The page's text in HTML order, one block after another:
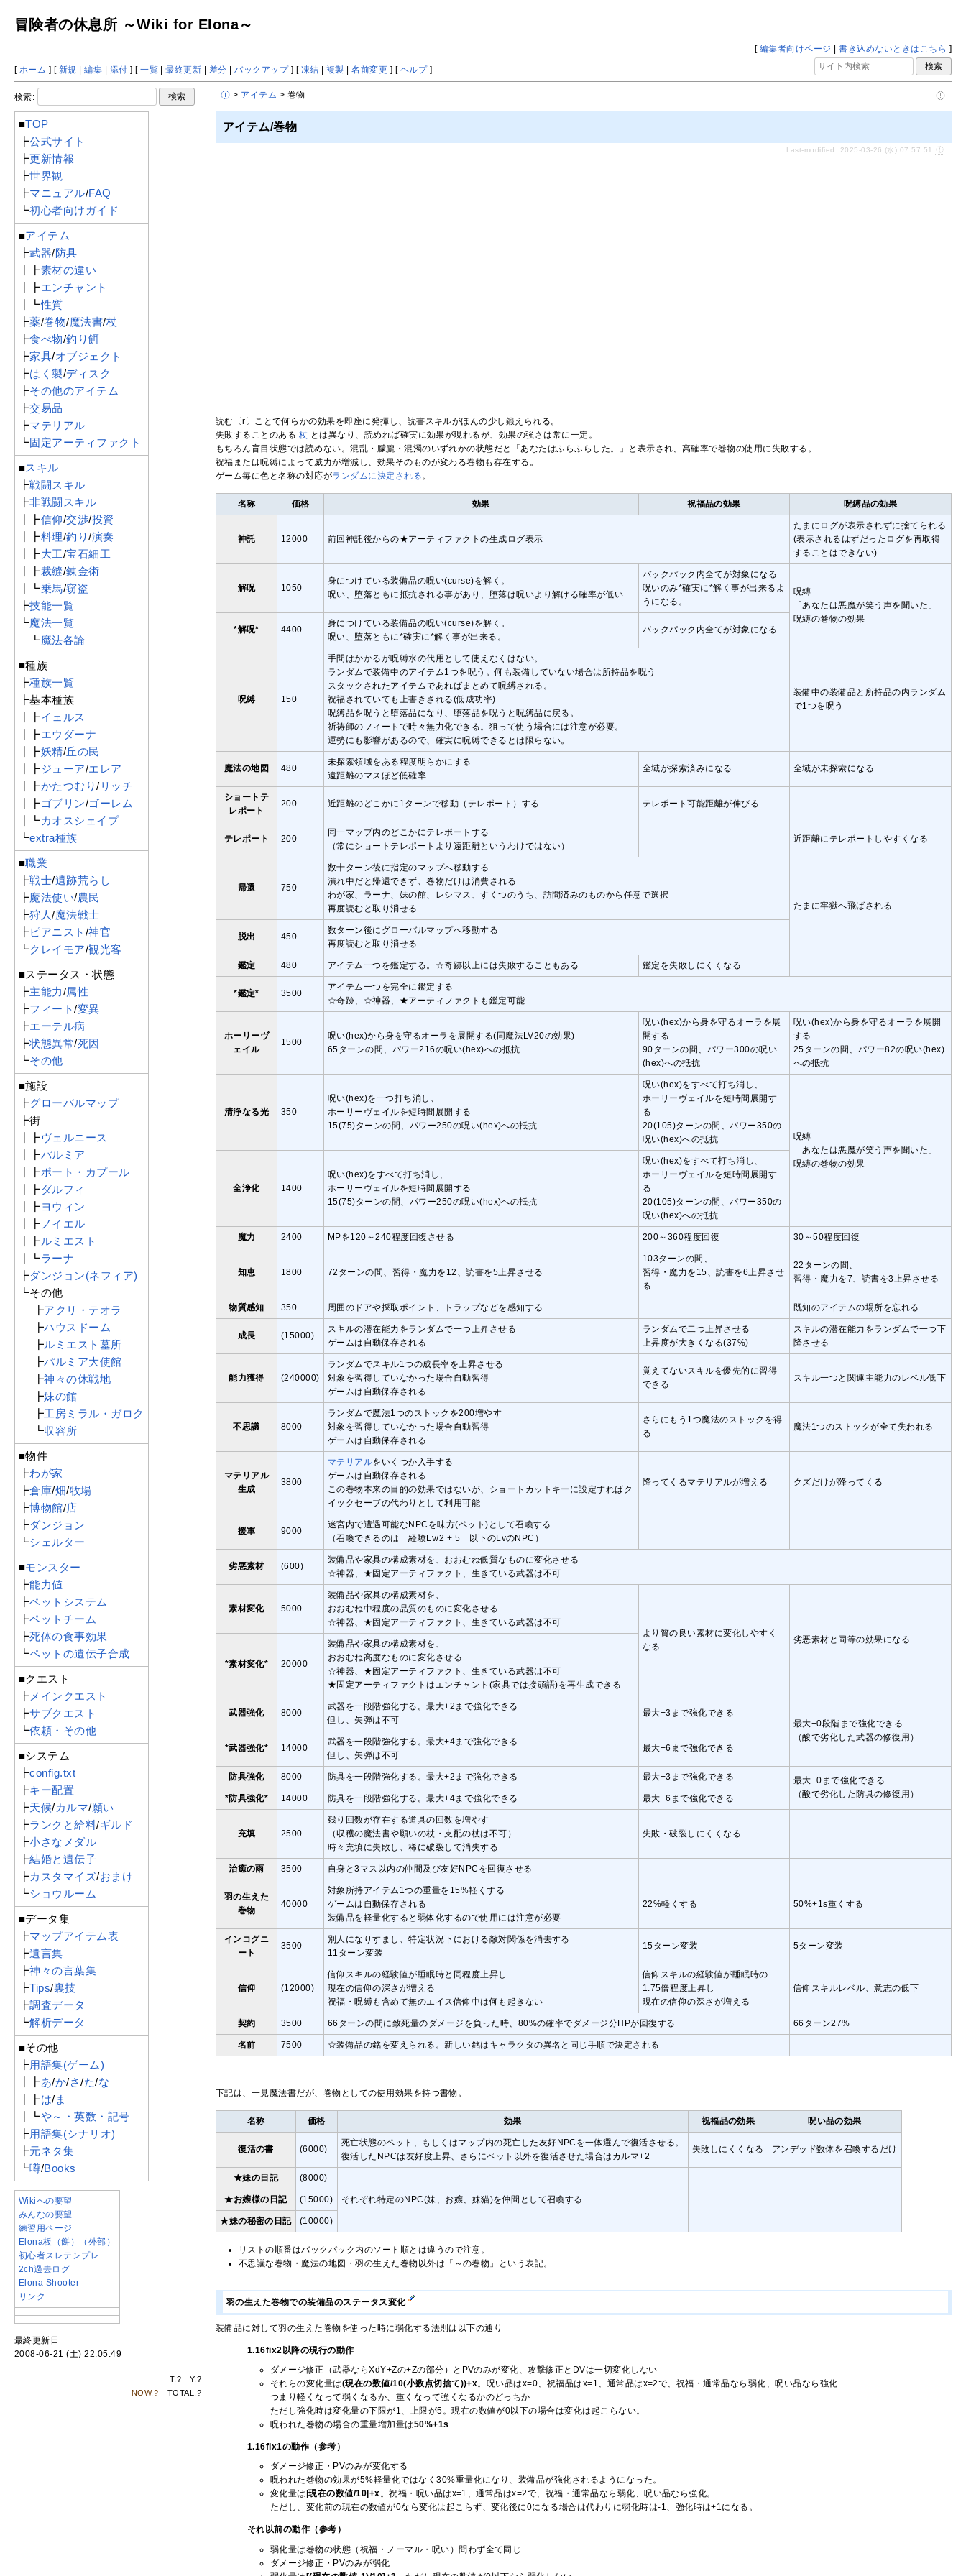
冒険者の休息所 ～Wiki for Elona～
[ 編集者向けページ |書き込めないときはこちら ]
[ ホーム ] [ 新規 |編集 | 添付 ] [一覧 |最終更新 | 差分 |バックアップ] [ 凍結 | 複製 |名前変更 ] [ ヘルプ]
> アイテム > 巻物
アイテム/巻物
Last-modified: 2025-03-26 (水) 07:57:51
読む〔r〕ことで何らかの効果を即座に発揮し、読書スキルがほんの少し鍛えられる。
失敗することのある 杖 とは異なり、読めれば確実に効果が現れるが、効果の強さは常に一定。
もちろん盲目状態では読めない。混乱・朦朧・混濁のいずれかの状態だと「あなたはふらふらした。」と表示され、高確率で巻物の使用に失敗する。
祝福または呪縛によって威力が増減し、効果そのものが変わる巻物も存在する。
ゲーム毎に色と名称の対応がランダムに決定される 。
名称 価格 効果 祝福品の効果 呪縛品の効果
神託 12000 前回神託後からの★アーティファクトの生成ログ表示
たまにログが表示されずに捨てられる
(表示されるはずだったログを再取得
することはできない)
解呪 1050
身につけている装備品の呪い(curse)を解く。
呪い、堕落ともに抵抗される事があり、堕落は呪いより解ける確率が低い
バックパック内全てが対象になる
呪いのみ*確実に*解く事が出来るよ
うになる。
呪縛
「あなたは悪魔が笑う声を聞いた」
呪縛の巻物の効果
*解呪*
4400
身につけている装備品の呪い(curse)を解く。
呪い、堕落ともに*確実に*解く事が出来る。
バックパック内全てが対象になる
呪縛 150
手間はかかるが呪縛水の代用として使えなくはない。
ランダムで装備中のアイテム1つを呪う。何も装備していない場合は所持品を呪う
スタックされたアイテムであればまとめて呪縛される。
祝福されていても上書きされる(低成功率)
呪縛品を呪うと堕落品になり、堕落品を呪うと呪縛品に戻る。
祈祷師のフィートで時々無力化できる。狙って使う場合には注意が必要。
運勢にも影響があるので、確実に呪縛できるとは限らない。
装備中の装備品と所持品の内ランダム
で1つを呪う
魔法の地図 480
未探索領域をある程度明らかにする
遠距離のマスほど低確率
全域が探索済みになる 全域が未探索になる
ショートテ
レポート
200 近距離のどこかに1ターンで移動（テレポート）する テレポート可能距離が伸びる
テレポート 200
同一マップ内のどこかにテレポートする
（常にショートテレポートより遠距離というわけではない）
近距離にテレポートしやすくなる
帰還 750
数十ターン後に指定のマップへ移動する
潰れ中だと帰還できず、巻物だけは消費される
わが家、ラーナ、妹の館、レシマス、すくつのうち、訪問済みのものから任意で選択
再度読むと取り消せる
たまに牢獄へ飛ばされる
脱出 450
数ターン後にグローバルマップへ移動する
再度読むと取り消せる
鑑定 480 アイテム一つを鑑定する。☆奇跡以上には失敗することもある 鑑定を失敗しにくくなる
*鑑定* 3500
アイテム一つを完全に鑑定する
☆奇跡、☆神器、★アーティファクトも鑑定可能
ホーリーヴ
ェイル
1500
呪い(hex)から身を守るオーラを展開する(同魔法LV20の効果)
65ターンの間、パワー216の呪い(hex)への抵抗
呪い(hex)から身を守るオーラを展
開する
90ターンの間、パワー300の呪い
(hex)への抵抗
呪い(hex)から身を守るオーラを展開
する
25ターンの間、パワー82の呪い(hex)
への抵抗
清浄なる光 350
呪い(hex)を一つ打ち消し、
ホーリーヴェイルを短時間展開する
15(75)ターンの間、パワー250の呪い(hex)への抵抗
呪い(hex)をすべて打ち消し、
ホーリーヴェイルを短時間展開す
る
20(105)ターンの間、パワー350の
呪い(hex)への抵抗
呪縛
「あなたは悪魔が笑う声を聞いた」
呪縛の巻物の効果
全浄化 1400
呪い(hex)をすべて打ち消し、
ホーリーヴェイルを短時間展開する
15(75)ターンの間、パワー250の呪い(hex)への抵抗
呪い(hex)をすべて打ち消し、
ホーリーヴェイルを短時間展開す
る
20(105)ターンの間、パワー350の
呪い(hex)への抵抗
魔力 2400 MPを120～240程度回復させる 200～360程度回復 30～50程度回復
知恵 1800 72ターンの間、習得・魔力を12、読書を5上昇させる
103ターンの間、
習得・魔力を15、読書を6上昇させ
る
22ターンの間、
習得・魔力を7、読書を3上昇させる
物質感知 350 周囲のドアや採取ポイント、トラップなどを感知する 既知のアイテムの場所を忘れる
成長 (15000)
スキルの潜在能力をランダムで一つ上昇させる
ゲームは自動保存される
ランダムで二つ上昇させる
上昇度が大きくなる(37%)
スキルの潜在能力をランダムで一つ下
降させる
能力獲得 (240000)
ランダムでスキル1つの成長率を上昇させる
対象を習得していなかった場合自動習得
ゲームは自動保存される
覚えてないスキルを優先的に習得
できる
スキル一つと関連主能力のレベル低下
不思議 8000
ランダムで魔法1つのストックを200増やす
対象を習得していなかった場合自動習得
ゲームは自動保存される
さらにもう1つ魔法のストックを得
る
魔法1つのストックが全て失われる
マテリアル
生成
3800
マテリアルをいくつか入手する
ゲームは自動保存される
この巻物本来の目的の効果ではないが、ショートカットキーに設定すればク
イックセーブの代わりとして利用可能
降ってくるマテリアルが増える クズだけが降ってくる
援軍 9000
迷宮内で遭遇可能なNPCを味方(ペット)として召喚する
（召喚できるのは 経験Lv/2 + 5 以下のLvのNPC）
劣悪素材 (600)
装備品や家具の構成素材を、おおむね低質なものに変化させる
☆神器、★固定アーティファクト、生きている武器は不可
素材変化 5000
装備品や家具の構成素材を、
おおむね中程度の品質のものに変化させる
☆神器、★固定アーティファクト、生きている武器は不可
より質の良い素材に変化しやすく
なる
劣悪素材と同等の効果になる
*素材変化* 20000
装備品や家具の構成素材を、
おおむね高度なものに変化させる
☆神器、★固定アーティファクト、生きている武器は不可
★固定アーティファクトはエンチャント(家具では接頭語)を再生成できる
武器強化 8000
武器を一段階強化する。最大+2まで強化できる
但し、矢弾は不可
最大+3まで強化できる
最大+0段階まで強化できる
（酸で劣化した武器の修復用）
*武器強化*
14000
武器を一段階強化する。最大+4まで強化できる
但し、矢弾は不可
最大+6まで強化できる
防具強化 8000 防具を一段階強化する。最大+2まで強化できる 最大+3まで強化できる
最大+0まで強化できる
（酸で劣化した防具の修復用）
*防具強化* 14000 防具を一段階強化する。最大+4まで強化できる 最大+6まで強化できる
充填 2500
残り回数が存在する道具の回数を増やす
（収穫の魔法書や願いの杖・支配の杖は不可）
時々充填に失敗し、稀に破裂して消失する
失敗・破裂しにくくなる
治癒の雨 3500 自身と3マス以内の仲間及び友好NPCを回復させる
羽の生えた
巻物
40000
対象所持アイテム1つの重量を15%軽くする
ゲームは自動保存される
装備品を軽量化すると弱体化するので使用には注意が必要
22%軽くする 50%+1s重くする
インコグニ
ート
3500
別人になりすまし、特定状況下における敵対関係を消去する
11ターン変装
15ターン変装 5ターン変装
信仰 (12000)
信仰スキルの経験値が睡眠時と同程度上昇し
現在の信仰の深さが増える
祝福・呪縛も含めて無のエイス信仰中は何も起きない
信仰スキルの経験値が睡眠時の
1.75倍程度上昇し
現在の信仰の深さが増える
信仰スキルレベル、意志の低下
契約 3500 66ターンの間に致死量のダメージを負った時、80%の確率でダメージ分HPが回復する 66ターン27%
名前 7500 ☆装備品の銘を変えられる。新しい銘はキャラクタの異名と同じ手順で決定される
下記は、一見魔法書だが、巻物としての使用効果を持つ書物。
名称 価格 効果 祝福品の効果 呪い品の効果
復活の書 (6000)
死亡状態のペット、もしくはマップ内の死亡した友好NPCを一体選んで復活させる。
復活したNPCは友好度上昇、さらにペット以外を復活させた場合はカルマ+2
失敗しにくくなる アンデッド数体を召喚するだけ
★妹の日記 (8000)
それぞれ特定のNPC(妹、お嬢、妹猫)を仲間として召喚する
★お嬢様の日記 (15000)
★妹の秘密の日記 (10000)
リストの順番はバックパック内のソート順とは違うので注意。
不思議な巻物・魔法の地図・羽の生えた巻物以外は「～の巻物」という表記。
羽の生えた巻物での装備品のステータス変化
装備品に対して羽の生えた巻物を使った時に弱化する法則は以下の通り
1.16fix2以降の現行の動作
ダメージ修正（武器ならXdY+Zの+Zの部分）とPVのみが変化、攻撃修正とDVは一切変化しない
それらの変化量は(現在の数値/10(小数点切捨て))+x。呪い品はx=0、祝福品はx=1、通常品はx=2で、祝福・通常品なら弱化、呪い品なら強化
つまり軽くなって弱くなるか、重くなって強くなるかのどっちか
ただし強化時は変化量の下限が1、上限が5。現在の数値が0以下の場合は変化は起こらない。
呪われた巻物の場合の重量増加量は50%+1s
1.16fix1の動作（参考）
ダメージ修正・PVのみが変化する
呪われた巻物の効果が5%軽量化ではなく30%重量化になり、装備品が強化されるようになった。
変化量は |現在の数値/10|+x。祝福・呪い品はx=1、通常品はx=2で、祝福・通常品なら弱化、呪い品なら強化。
ただし、変化前の現在の数値が0なら変化は起こらず、変化後に0になる場合は代わりに弱化時は-1、強化時は+1になる。
それ以前の動作（参考）
弱化量は巻物の状態（祝福・ノーマル・呪い）問わず全て同じ
ダメージ修正・PVのみが弱化
検索:
■TOP
┣公式サイト
┣更新情報
┣世界観
┣マニュアル/FAQ
┗初心者向けガイド
■アイテム
┣武器/防具
┃┣素材の違い
┃┣エンチャント
┃┗性質
┣薬/巻物/魔法書/杖
┣食べ物/釣り餌
┣家具/オブジェクト
┣はく製/ディスク
┣その他のアイテム
┣交易品
┣マテリアル
┗固定アーティファクト
■スキル
┣戦闘スキル
┣非戦闘スキル
┃┣信仰/交渉/投資
┃┣料理/釣り/演奏
┃┣大工/宝石細工
┃┣裁縫/錬金術
┃┗乗馬/窃盗
┣技能一覧
┗魔法一覧
┗魔法各論
■種族
┣種族一覧
┣基本種族
┃┣イェルス
┃┣エウダーナ
┃┣妖精/丘の民
┃┣ジューア/エレア
┃┣かたつむり/ リッチ
┃┣ゴブリン/ゴーレム
┃┗カオスシェイプ
┗extra種族
■職業
┣戦士/遺跡荒らし
┣魔法使い/農民
┣狩人/魔法戦士
┣ピアニスト /神官
┗クレイモア/観光客
■ステータス・状態
┣主能力/属性
┣フィート/変異
┣エーテル病
┣状態異常/死因
┗その他
■施設
┣グローバルマップ
┣街
┃┣ヴェルニース
┃┣パルミア
┃┣ポート・カプール
┃┣ダルフィ
┃┣ヨウィン
┃┣ ノイエル
┃┣ルミエスト
┃┗ラーナ
┣ダンジョン(ネフィア)
┗その他
┣アクリ・テオラ
┣ハウスドーム
┣ルミエスト墓所
┣パルミア大使館
┣神々の休戦地
┣妹の館
┣工房ミラル・ガロク
┗収容所
■物件
┣わが家
┣倉庫/畑/牧場
┣博物館/店
┣ダンジョン
┗シェルター
■モンスター
┣能力値
┣ペットシステム
┣ペットチーム
┣死体の食事効果
┗ペットの遺伝子合成
■クエスト
┣ メインクエスト
┣サブクエスト
┗依頼・その他
■システム
┣config.txt
┣キー配置
┣天候/カルマ/願い
┣ランクと給料/ギルド
┣小さなメダル
┣結婚と遺伝子
┣カスタマイズ/おまけ
┗ショウルーム
■データ集
┣マップアイテム表
┣遺言集
┣神々の言葉集
┣Tips/裏技
┣調査データ
┗解析データ
■その他
┣用語集(ゲーム)
┃┣あ/か/さ/た/な
┃┣は/ ま
┃┗や～・英数・記号
┣用語集(シナリオ)
┣元ネタ集
┗噂/Books
Wikiへの要望
みんなの要望
練習用ページ
Elona板（餅）（外部）
初心者スレテンプレ
2ch過去ログ
Elona Shooter
リンク
最終更新日
2008-06-21 (土) 22:05:49
T. ? Y. ?
NOW.? TOTAL. ?